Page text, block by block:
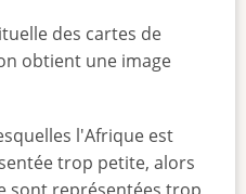
des cartes de
obtient une image
l'Afrique est
trop petite, alors